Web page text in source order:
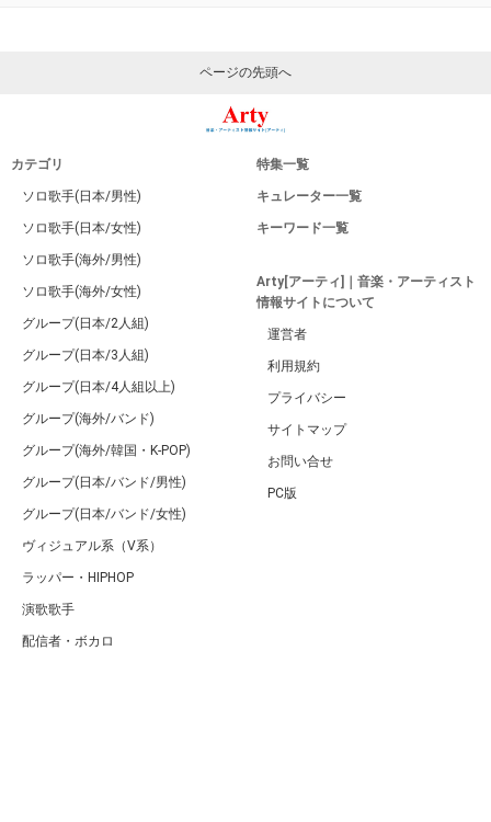
ページの先頭へ
カテゴリ
ソロ歌手(日本/男性)
ソロ歌手(日本/女性)
ソロ歌手(海外/男性)
ソロ歌手(海外/女性)
グループ(日本/2人組)
グループ(日本/3人組)
グループ(日本/4人組以上)
グループ(海外/バンド)
グループ(海外/韓国・K-POP)
グループ(日本/バンド/男性)
グループ(日本/バンド/女性)
ヴィジュアル系（V系）
ラッパー・HIPHOP
演歌歌手
配信者・ボカロ
特集一覧
キュレーター一覧
キーワード一覧
Arty[アーティ]｜音楽・アーティスト
情報サイトについて
運営者
利用規約
プライバシー
サイトマップ
お問い合せ
PC版